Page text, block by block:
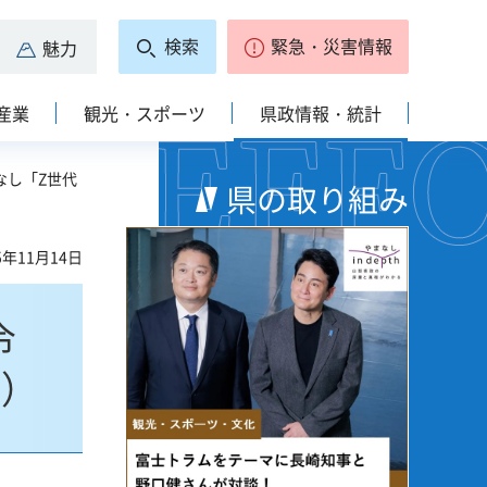
魅力 検索 緊急・災害情報
業 観光・スポーツ 県政情報・統計
し「Z世代
11月14日
県の取り組み